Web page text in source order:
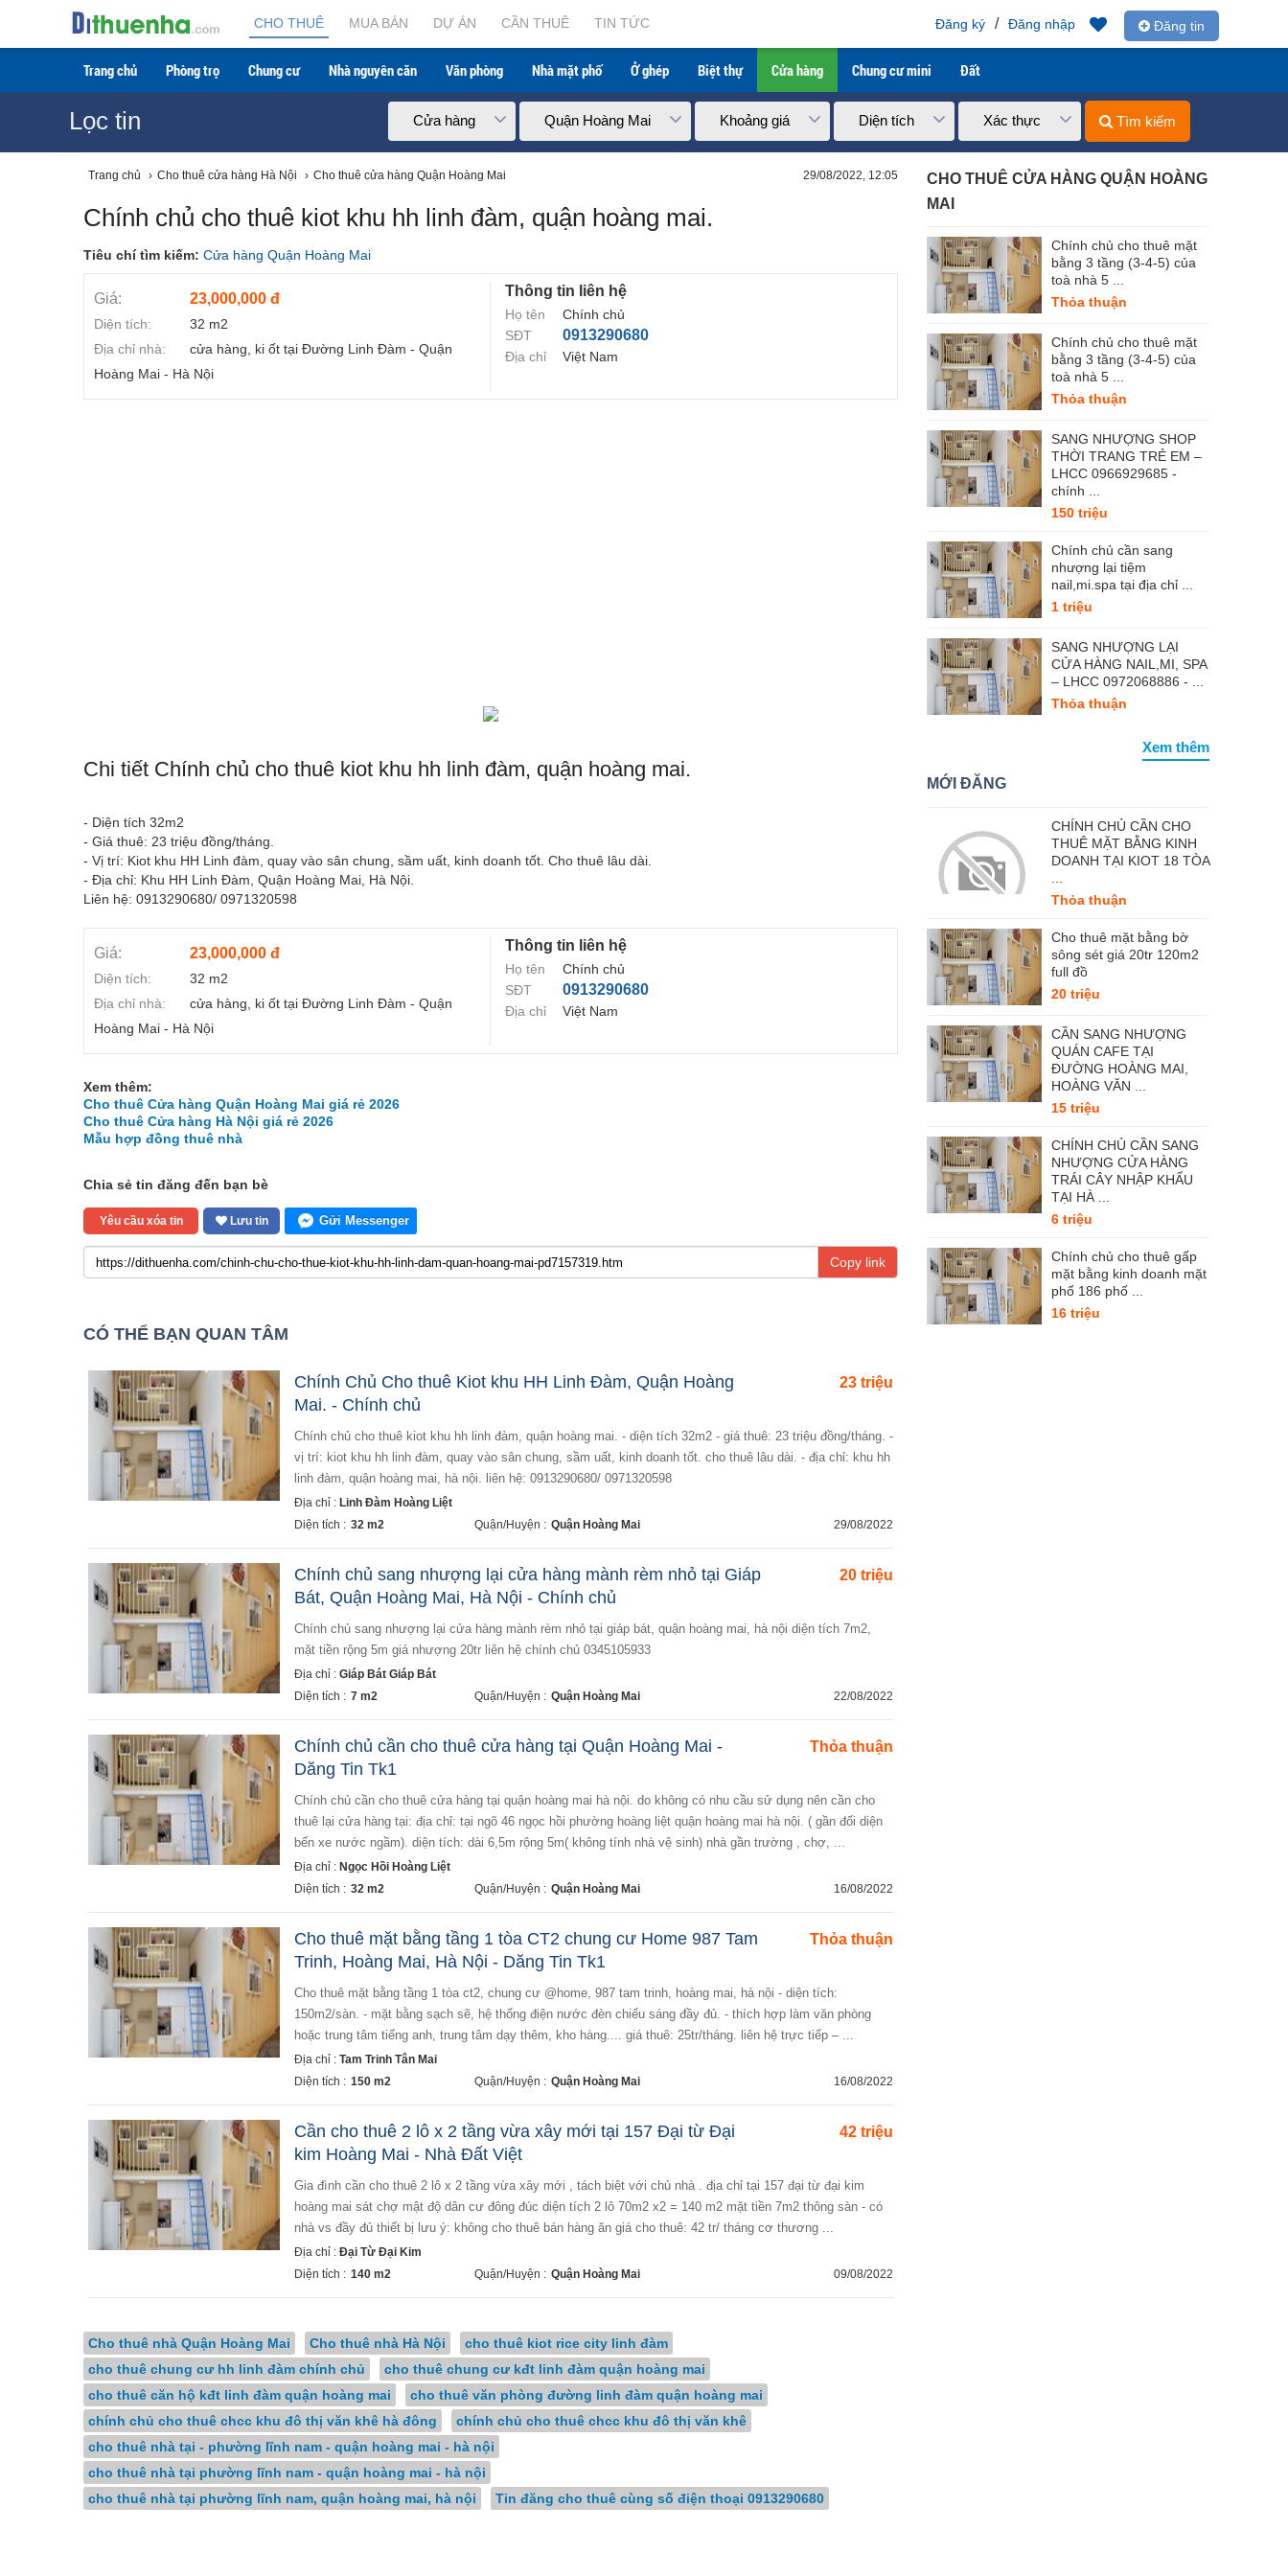
CHO THUÊ MUA BÁN DỰ ÁN CẦN THUÊ TIN TỨC Đăng tin
Đăng nhập
/
Đăng ký
Trang chủ Phòng trọ Chung cư Nhà nguyên căn Văn phòng Nhà mặt phố Ở ghép Biệt thự Cửa hàng Chung cư mini Đất
Lọc tin Cửa hàng Quận Hoàng Mai Khoảng giá Diện tích Xác thực Tìm kiếm
Trang chủ › Cho thuê cửa hàng Hà Nội › Cho thuê cửa hàng Quận Hoàng Mai 29/08/2022, 12:05
Chính chủ cho thuê kiot khu hh linh đàm, quận hoàng mai.
Tiêu chí tìm kiếm: Cửa hàng Quận Hoàng Mai
Giá: 23,000,000 đ
Diện tích:
32 m2
Địa chỉ nhà:
cửa hàng, ki ốt tại Đường Linh Đàm - Quận
Hoàng Mai - Hà Nội
Thông tin liên hệ
Họ tên
Chính chủ
SĐT
0913290680
Địa chỉ Việt Nam
Chi tiết Chính chủ cho thuê kiot khu hh linh đàm, quận hoàng mai.
- Diện tích 32m2
- Giá thuê: 23 triệu đồng/tháng.
- Vị trí: Kiot khu HH Linh đàm, quay vào sân chung, sầm uất, kinh doanh tốt. Cho thuê lâu dài.
- Địa chỉ: Khu HH Linh Đàm, Quận Hoàng Mai, Hà Nội.
Liên hệ: 0913290680/ 0971320598
Giá: 23,000,000 đ
Diện tích:
32 m2
Địa chỉ nhà:
cửa hàng, ki ốt tại Đường Linh Đàm - Quận
Hoàng Mai - Hà Nội
Thông tin liên hệ
Họ tên
Chính chủ
SĐT
0913290680
Địa chỉ Việt Nam
Xem thêm:
Cho thuê Cửa hàng Quận Hoàng Mai giá rẻ 2026
Cho thuê Cửa hàng Hà Nội giá rẻ 2026
Mẫu hợp đồng thuê nhà
Chia sẻ tin đăng đến bạn bè
Yêu cầu xóa tin Lưu tin Gửi Messenger
Copy link
CÓ THỂ BẠN QUAN TÂM
23 triệu
Chính Chủ Cho thuê Kiot khu HH Linh Đàm, Quận Hoàng
Mai. - Chính chủ
chính chủ cho thuê kiot khu hh linh đàm, quận hoàng mai. - diện tích 32m2 - giá thuê: 23 triệu đồng/tháng. -
vị trí: kiot khu hh linh đàm, quay vào sân chung, sầm uất, kinh doanh tốt. cho thuê lâu dài. - địa chỉ: khu hh
linh đàm, quận hoàng mai, hà nội. liên hệ: 0913290680/ 0971320598
Địa chỉ : Linh Đàm Hoàng Liệt
Diện tích : 32 m2 Quận/Huyện : Quận Hoàng Mai 29/08/2022
20 triệu
Chính chủ sang nhượng lại cửa hàng mành rèm nhỏ tại Giáp
Bát, Quận Hoàng Mai, Hà Nội - Chính chủ
chính chủ sang nhượng lại cửa hàng mành rèm nhỏ tại giáp bát, quận hoàng mai, hà nội diện tích 7m2,
mặt tiền rộng 5m giá nhượng 20tr liên hệ chính chủ 0345105933
Địa chỉ : Giáp Bát Giáp Bát
Diện tích : 7 m2 Quận/Huyện : Quận Hoàng Mai 22/08/2022
Thỏa thuận
Chính chủ cần cho thuê cửa hàng tại Quận Hoàng Mai -
Dăng Tin Tk1
chính chủ cần cho thuê cửa hàng tại quận hoàng mai hà nội. do không có nhu cầu sử dụng nên cần cho
thuê lại cửa hàng tại: địa chỉ: tại ngõ 46 ngọc hồi phường hoàng liệt quận hoàng mai hà nội. ( gần đối diện
bến xe nước ngầm). diện tích: dài 6,5m rộng 5m( không tính nhà vệ sinh) nhà gần trường , chợ, ...
Địa chỉ : Ngọc Hồi Hoàng Liệt
Diện tích : 32 m2 Quận/Huyện : Quận Hoàng Mai 16/08/2022
Thỏa thuận
Cho thuê mặt bằng tầng 1 tòa CT2 chung cư Home 987 Tam
Trinh, Hoàng Mai, Hà Nội - Dăng Tin Tk1
cho thuê mặt bằng tầng 1 tòa ct2, chung cư @home, 987 tam trinh, hoàng mai, hà nội - diện tích:
150m2/sàn. - mặt bằng sạch sẽ, hệ thống điện nước đèn chiếu sáng đầy đủ. - thích hợp làm văn phòng
hoặc trung tâm tiếng anh, trung tâm dạy thêm, kho hàng.... giá thuê: 25tr/tháng. liên hệ trực tiếp – ...
Địa chỉ : Tam Trinh Tân Mai
Diện tích : 150 m2 Quận/Huyện : Quận Hoàng Mai 16/08/2022
42 triệu
Cần cho thuê 2 lô x 2 tầng vừa xây mới tại 157 Đại từ Đại
kim Hoàng Mai - Nhà Đất Việt
gia đình cần cho thuê 2 lô x 2 tầng vừa xây mới , tách biệt với chủ nhà . địa chỉ tại 157 đại từ đại kim
hoàng mai sát chợ mật độ dân cư đông đúc diện tích 2 lô 70m2 x2 = 140 m2 mặt tiền 7m2 thông sàn - có
nhà vs đầy đủ thiết bị lưu ý: không cho thuê bán hàng ăn giá cho thuê: 42 tr/ tháng cơ thương ...
Địa chỉ : Đại Từ Đại Kim
Diện tích : 140 m2 Quận/Huyện : Quận Hoàng Mai 09/08/2022
Cho thuê nhà Quận Hoàng Mai Cho thuê nhà Hà Nội
cho thuê kiot rice city linh đàm
cho thuê chung cư hh linh đàm chính chủ
cho thuê chung cư kđt linh đàm quận hoàng mai
cho thuê căn hộ kđt linh đàm quận hoàng mai
cho thuê văn phòng đường linh đàm quận hoàng mai
chính chủ cho thuê chcc khu đô thị văn khê hà đông
chính chủ cho thuê chcc khu đô thị văn khê
cho thuê nhà tại - phường lĩnh nam - quận hoàng mai - hà nội
cho thuê nhà tại phường lĩnh nam - quận hoàng mai - hà nội
cho thuê nhà tại phường lĩnh nam, quận hoàng mai, hà nội
Tin đăng cho thuê cùng số điện thoại 0913290680
CHO THUÊ CỬA HÀNG QUẬN HOÀNG
MAI
Chính chủ cho thuê mặt
bằng 3 tầng (3-4-5) của
toà nhà 5 ...
Thỏa thuận
Chính chủ cho thuê mặt
bằng 3 tầng (3-4-5) của
toà nhà 5 ...
Thỏa thuận
SANG NHƯỢNG SHOP
THỜI TRANG TRẺ EM –
LHCC 0966929685 -
chính ...
150 triệu
Chính chủ cần sang
nhượng lại tiệm
nail,mi.spa tại địa chỉ ...
1 triệu
SANG NHƯỢNG LẠI
CỬA HÀNG NAIL,MI, SPA
– LHCC 0972068886 - ...
Thỏa thuận
Xem thêm
MỚI ĐĂNG
CHÍNH CHỦ CẦN CHO
THUÊ MẶT BẰNG KINH
DOANH TẠI KIOT 18 TÒA
Thỏa thuận
Cho thuê mặt bằng bờ
sông sét giá 20tr 120m2
full đồ
20 triệu
CẦN SANG NHƯỢNG
QUÁN CAFE TẠI
ĐƯỜNG HOÀNG MAI,
HOÀNG VĂN ...
15 triệu
CHÍNH CHỦ CẦN SANG
NHƯỢNG CỬA HÀNG
TRÁI CÂY NHẬP KHẨU
TẠI HÀ ...
6 triệu
Chính chủ cho thuê gấp
mặt bằng kinh doanh mặt
phố 186 phố ...
16 triệu